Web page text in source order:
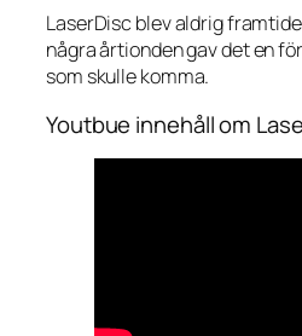
LaserDisc blev aldrig
några årtionden gav det en
som skulle komma.
Youtbue innehåll om